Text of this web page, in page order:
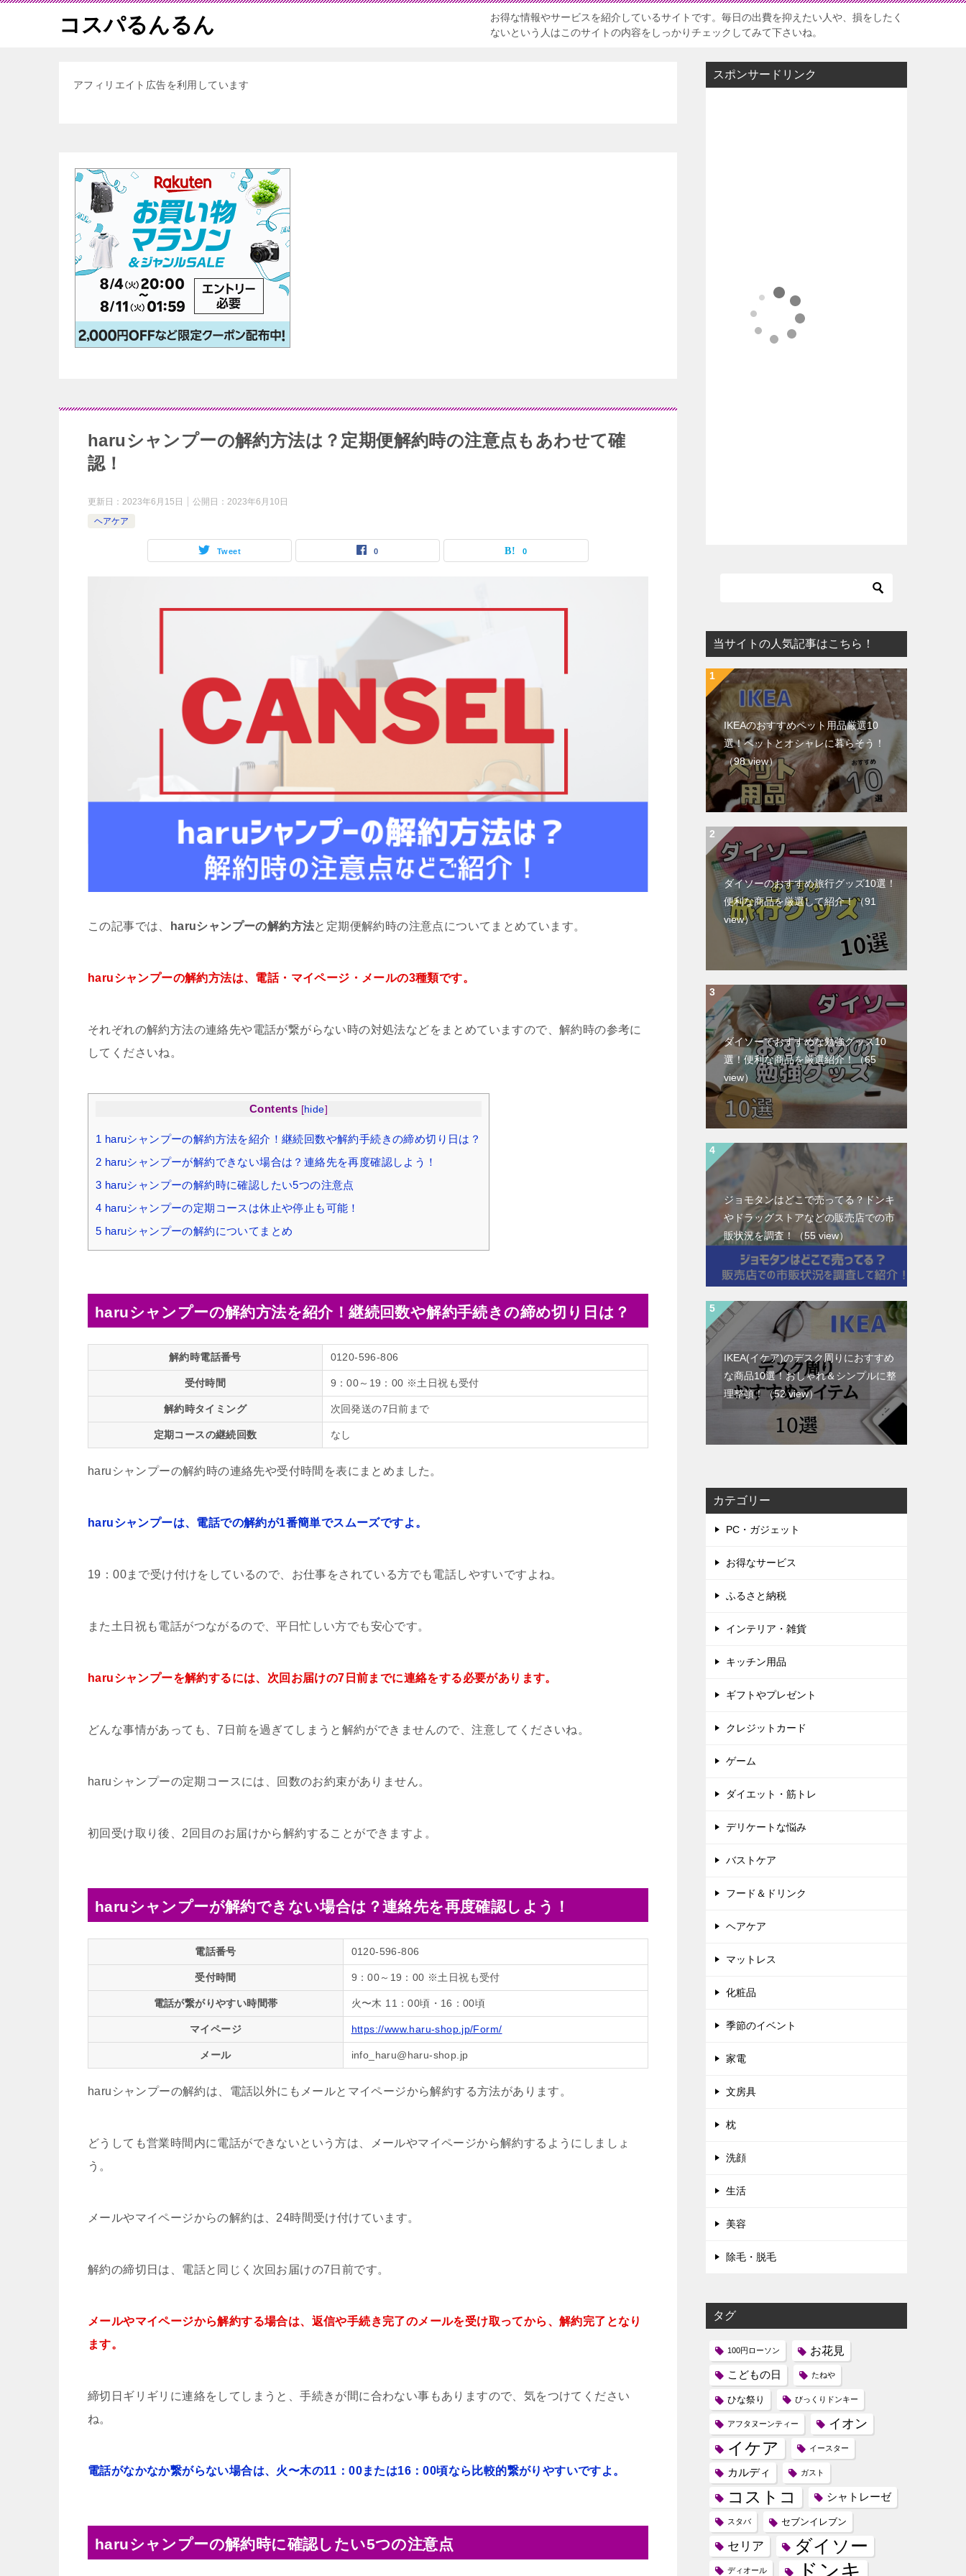
コスパるんるん
お得な情報やサービスを紹介しているサイトです。毎日の出費を抑えたい人や、損をしたく
ないという人はこのサイトの内容をしっかりチェックしてみて下さいね。
アフィリエイト広告を利用しています
haruシャンプーの解約方法は？定期便解約時の注意点もあわせて確
認！
更新日： 2023年6月15日 公開日： 2023年6月10日
ヘアケア
Tweet 0 0
この記事では、 haruシャンプーの解約方法と定期便解約時の注意点についてまとめています。
haruシャンプーの解約方法は、電話・マイページ・メールの3種類です。
それぞれの解約方法の連絡先や電話が繋がらない時の対処法などをまとめていますので、解約時の参考に
してくださいね。
Contents [hide]
1 haruシャンプーの解約方法を紹介！継続回数や解約手続きの締め切り日は？
2 haruシャンプーが解約できない場合は？連絡先を再度確認しよう！
3 haruシャンプーの解約時に確認したい5つの注意点
4 haruシャンプーの定期コースは休止や停止も可能！
5 haruシャンプーの解約についてまとめ
haruシャンプーの解約方法を紹介！継続回数や解約手続きの締め切り日は？
解約時電話番号 0120-596-806
受付時間 9：00～19：00 ※土日祝も受付
解約時タイミング 次回発送の7日前まで
定期コースの継続回数 なし
haruシャンプーの解約時の連絡先や受付時間を表にまとめました。
haruシャンプーは、電話での解約が1番簡単でスムーズですよ。
19：00まで受け付けをしているので、お仕事をされている方でも電話しやすいですよね。
また土日祝も電話がつながるので、平日忙しい方でも安心です。
haruシャンプーを解約するには、次回お届けの7日前までに連絡をする必要があります。
どんな事情があっても、7日前を過ぎてしまうと解約ができませんので、注意してくださいね。
haruシャンプーの定期コースには、回数のお約束がありません。
初回受け取り後、2回目のお届けから解約することができますよ。
haruシャンプーが解約できない場合は？連絡先を再度確認しよう！
電話番号 0120-596-806
受付時間 9：00～19：00 ※土日祝も受付
電話が繋がりやすい時間帯 火〜木 11：00頃・16：00頃
マイページ https://www.haru-shop.jp/Form/
メール info_haru@haru-shop.jp
haruシャンプーの解約は、電話以外にもメールとマイページから解約する方法があります。
どうしても営業時間内に電話ができないという方は、メールやマイページから解約するようにしましょ
う。
メールやマイページからの解約は、24時間受け付けています。
解約の締切日は、電話と同じく次回お届けの7日前です。
メールやマイページから解約する場合は、返信や手続き完了のメールを受け取ってから、解約完了となり
ます。
締切日ギリギリに連絡をしてしまうと、手続きが間に合わない事もありますので、気をつけてください
ね。
電話がなかなか繋がらない場合は、火〜木の11：00または16：00頃なら比較的繋がりやすいですよ。
haruシャンプーの解約時に確認したい5つの注意点
スポンサードリンク
当サイトの人気記事はこちら！
IKEAのおすすめペット用品厳選10
選！ペットとオシャレに暮らそう！
（98 view）
ダイソーのおすすめ旅行グッズ10選！
便利な商品を厳選して紹介！（91
view）
ダイソーでおすすめな勉強グッズ10
選！便利な商品を厳選紹介！（65
view）
ジョモタンはどこで売ってる？ドンキ
やドラッグストアなどの販売店での市
販状況を調査！
（55 view）
IKEA(イケア)のデスク周りにおすすめ
な商品10選！おしゃれ＆シンプルに整
理整頓！ （52 view）
カテゴリー
PC・ガジェット
お得なサービス
ふるさと納税
インテリア・雑貨
キッチン用品
ギフトやプレゼント
クレジットカード
ゲーム
ダイエット・筋トレ
デリケートな悩み
バストケア
フード＆ドリンク
ヘアケア
マットレス
化粧品
季節のイベント
家電
文房具
枕
洗顔
生活
美容
除毛・脱毛
タグ
100円ローソン お花見
こどもの日 たねや
ひな祭り びっくりドンキー
アフタヌーンティー イオン
イケア イースター
カルディ ガスト
コストコ シャトレーゼ
スタバ セブンイレブン
セリア ダイソー
ディオール ドンキ